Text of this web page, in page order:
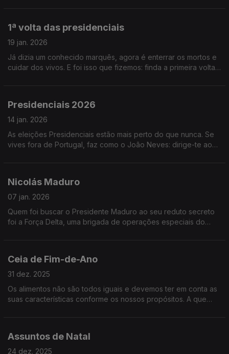
1ª volta das presidenciais
19 jan. 2026
Já dizia um conhecido marquês, agora é enterrar os mortos e
cuidar dos vivos. E foi isso que fizemos: finda a primeira volta
Presidenciais 2026
14 jan. 2026
As eleições Presidenciais estão mais perto do que nunca. Se
vives fora de Portugal, faz como o João Neves: dirige-te ao
Nicolás Maduro
07 jan. 2026
Quem foi buscar o Presidente Maduro ao seu reduto secreto
foi a Força Delta, uma brigada de operações especiais do
Ceia de Fim-de-Ano
31 dez. 2025
Os alimentos não são todos iguais e devemos ter em conta as
suas características conforme os nossos propósitos. A que
Assuntos de Natal
24 dez. 2025